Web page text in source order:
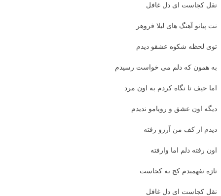
نقل کجاست ای دل غافل
نت پیانو آهنگ های لیلا فروهر
توی لحظه شکوه عشقو دیدم
به همون که دلم می خواست رسیدم
اما حیف تا نگاه کردم به اون مرد
دیگه اون عشق و رویامو ندیدم
دیدم از کف من آرزو رفته
اون رفته دلم اما وارفته
تازه نفهمیدم کج به کجاست
نقل کجاست ای دل غافل